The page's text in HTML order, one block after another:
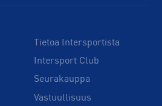
Tietoa Intersportista
Intersport Club
Seurakauppa
Vastuullisuus